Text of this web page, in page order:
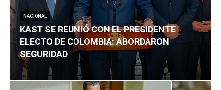
NACIONAL
KAST SE REUNIÓ CON EL PRESIDENTE
ELECTO DE COLOMBIA: ABORDARON
SEGURIDAD